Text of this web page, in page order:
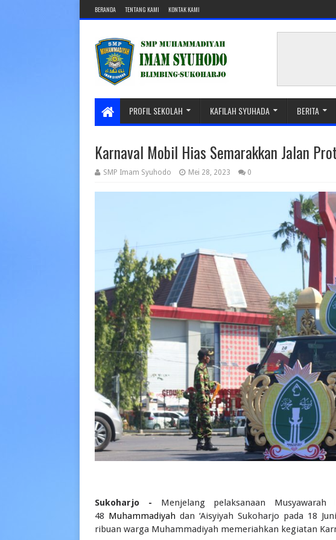
BERANDA TENTANG KAMI KONTAK KAMI
PROFIL SEKOLAH KAFILAH SYUHADA BERITA
Karnaval Mobil Hias Semarakkan Jalan
SMP Imam Syuhodo Mei 28, 2023 0
Sukoharjo - Menjelang pelaksanaan
48 Muhammadiyah dan ‘Aisyiyah Sukoharjo pada 18
ribuan warga Muhammadiyah memeriahkan kegiatan